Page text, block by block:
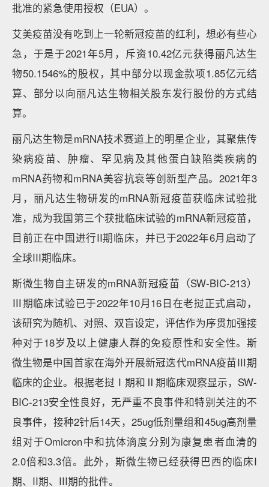
批准的紧急使用授权（EUA）。
艾美疫苗没有吃到上一轮新冠疫苗的红利，想必有些心
急，于是于2021年5月，斥资10.42亿元获得丽凡达生
物50.1546%的股权，其中部分以现金款项1.85亿元结
算、部分以向丽凡达生物相关股东发行股份的方式结
算。
丽凡达生物是mRNA技术赛道上的明星企业，其聚焦传
染病疫苗、肿瘤、罕见病及其他蛋白缺陷类疾病的
mRNA药物和mRNA美容抗衰等创新型产品。2021年3
月，丽凡达生物研发的mRNA新冠疫苗获临床试验批
准，成为我国第三个获批临床试验的mRNA新冠疫苗，
目前正在中国进行II期临床，并已于2022年6月启动了
全球III期临床。
斯微生物自主研发的mRNA新冠疫苗（SW-BIC-213）
Ⅲ期临床试验已于2022年10月16日在老挝正式启动，
该研究为随机、对照、双盲设定，评估作为序贯加强接
种对于18岁及以上健康人群的免疫原性和安全性。斯
微生物是中国首家在海外开展新冠迭代mRNA疫苗Ⅲ期
临床的企业。根据老挝Ⅰ期和Ⅱ期临床观察显示，SW-
BIC-213安全性良好，无严重不良事件和特别关注的不
良事件，接种2针后14天，25ug低剂量组和45ug高剂量
组对于Omicron中和抗体滴度分别为康复患者血清的
2.0倍和3.3倍。此外，斯微生物已经获得巴西的临床I
期、II期、III期的批件。